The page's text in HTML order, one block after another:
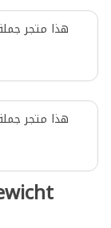
هذا متجر
هذا متجر